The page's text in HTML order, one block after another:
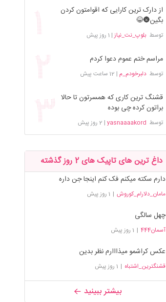
از دارک ترین کارایی که اقوامتون کردن
بگین🌚😂
توسطبلوپ_نت_نیاز| 1 روز پیش
مراسم ختم عموم دعوا کردم
توسطدلبرخودم_م | 12 ساعت پیش
قشنگ ترین کاری که همسرتون تا حالا
براتون کرده چی بوده
توسط yasnaaaakord
| 2 روز پیش
داغ ترین های تاپیک های 2 روز گذشته
دارم سکته میکنم فک کنم اینجا جن داره
مامان_دلارام_کوروش | 1 روز پیش
چهل سالگی
آسمان444 | 1 روز پیش
عکس کراشمو میذااارم نظر بدین
قشنگترین_اشتباه | 1 روز پیش
بیشتر ببینید